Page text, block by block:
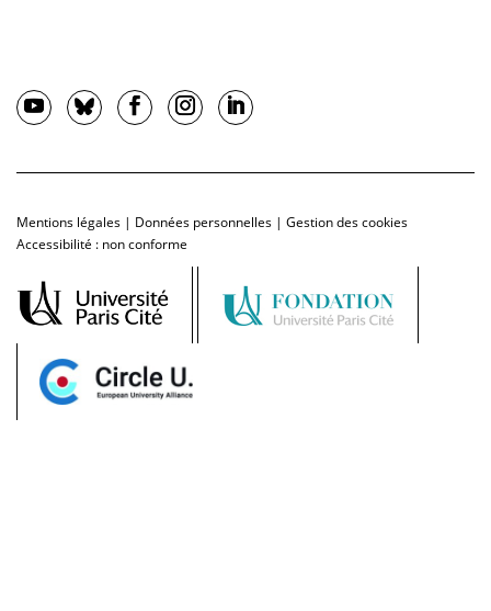
Mentions légales | Données personnelles | Gestion des cookies
Accessibilité : non conforme